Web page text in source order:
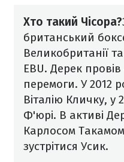
Хто такий Чісора?
британський
Великобританії
EBU. Дерек
перемоги. У 2012
Віталію Кличку, у
Ф'юрі. В активі
Карлосом
зустрітися Усик.